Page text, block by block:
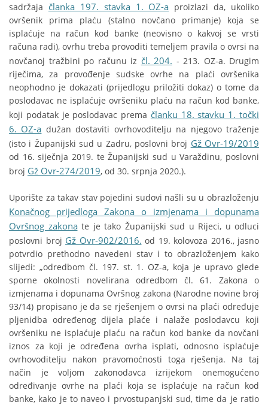
sadržaja članka 197. stavka 1. OZ-a proizlazi da, ukoliko
ovršenik prima plaću (stalno novčano primanje) koja se
isplaćuje na račun kod banke (neovisno o kakvoj se vrsti
računa radi), ovrhu treba provoditi temeljem pravila o ovrsi na
novčanoj tražbini po računu iz čl. 204. - 213. OZ-a. Drugim
riječima, za provođenje sudske ovrhe na plaći ovršenika
neophodno je dokazati (prijedlogu priložiti dokaz) o tome da
poslodavac ne isplaćuje ovršeniku plaću na račun kod banke,
koji podatak je poslodavac prema članku 18. stavku 1. točki
6. OZ-a dužan dostaviti ovrhovoditelju na njegovo traženje
(isto i Županijski sud u Zadru, poslovni broj Gž Ovr-19/2019
od 16. siječnja 2019. te Županijski sud u Varaždinu, poslovni
broj Gž Ovr-274/2019, od 30. srpnja 2020.).
Uporište za takav stav pojedini sudovi našli su u obrazloženju
Konačnog prijedloga Zakona o izmjenama i dopunama
Ovršnog zakonate je tako Županijski sud u Rijeci, u odluci
poslovni broj Gž Ovr-902/2016. od 19. kolovoza 2016., jasno
potvrdio prethodno navedeni stav i to obrazloženjem kako
slijedi: „odredbom čl. 197. st. 1. OZ-a, koja je upravo glede
sporne okolnosti novelirana odredbom čl. 61. Zakona o
izmjenama i dopunama Ovršnog zakona (Narodne novine broj
93/14) propisano je da se rješenjem o ovrsi na plaći određuje
pljenidba određenog dijela plaće i nalaže poslodavcu koji
ovršeniku ne isplaćuje plaću na račun kod banke da novčani
iznos za koji je određena ovrha isplati, odnosno isplaćuje
ovrhovoditelju nakon pravomoćnosti toga rješenja. Na taj
način je voljom zakonodavca izrijekom onemogućeno
određivanje ovrhe na plaći koja se isplaćuje na račun kod
banke, kako je to naveo i prvostupanjski sud, time da je ratio